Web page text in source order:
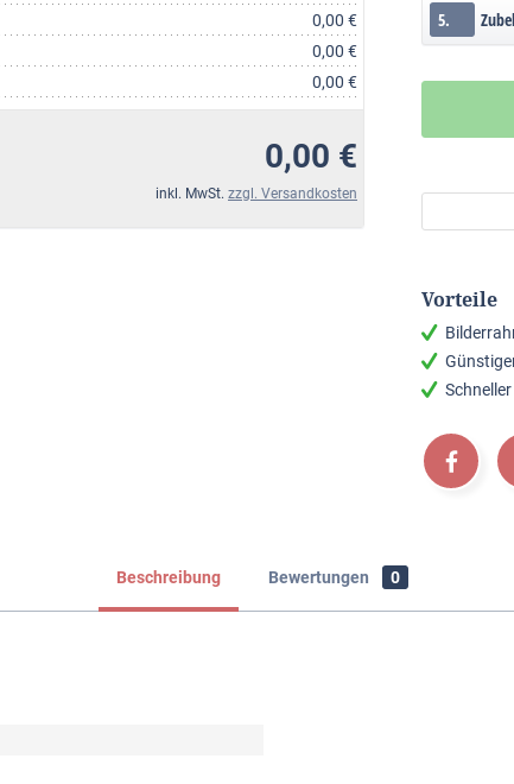
0,00 €
0,00 €
0,00 €
0,00 €
inkl. MwSt. zzgl. Versandkosten
5.
Vorteile
Beschreibung Bewertungen 0